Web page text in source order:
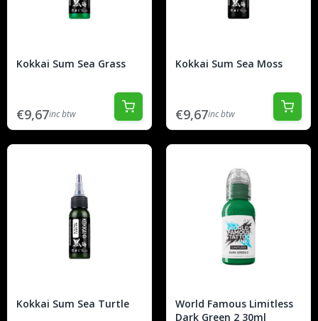
Kokkai Sum Sea Grass
€9,67inc btw
Kokkai Sum Sea Moss
€9,67inc btw
Kokkai Sum Sea Turtle
World Famous Limitless
Dark Green 2 30ml